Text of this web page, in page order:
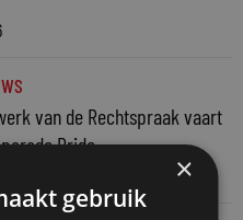
van de Rechtspraak vaart
Pride
×
gebruik